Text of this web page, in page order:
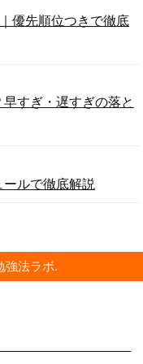
優先順位つきで徹底
すぎ・遅すぎの落と
ルで徹底解説
強法ラボ.